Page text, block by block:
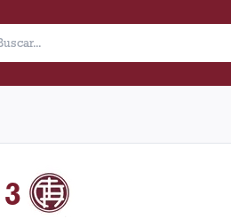
en el estadio Tomas A.